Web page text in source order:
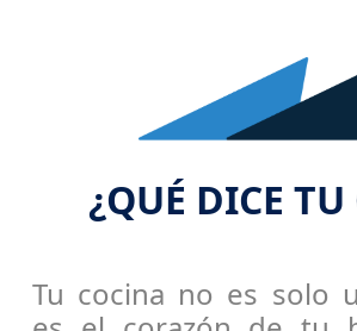
¿QUÉ DICE
Tu cocina no es solo